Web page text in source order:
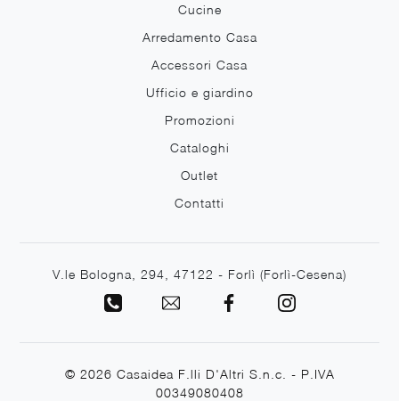
Cucine
Arredamento Casa
Accessori Casa
Ufficio e giardino
Promozioni
Cataloghi
Outlet
Contatti
V.le Bologna, 294, 47122 - Forlì (Forlì-Cesena)
© 2026 Casaidea F.lli D'Altri S.n.c. - P.IVA
00349080408